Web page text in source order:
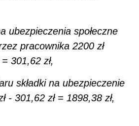
ubezpieczenia społeczne
pracownika 2200 zł
301,62 zł,
składki na ubezpieczenie
- 301,62 zł = 1898,38 zł,